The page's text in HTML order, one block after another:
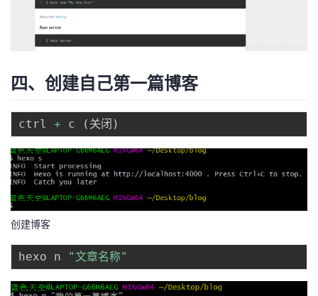
四、创建自己第一篇博客
ctrl + c ( 关闭 )
创建博客
hexo n "文章名称"